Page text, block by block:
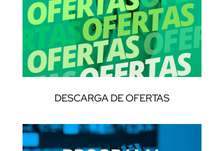
DESCARGA DE OFERTAS